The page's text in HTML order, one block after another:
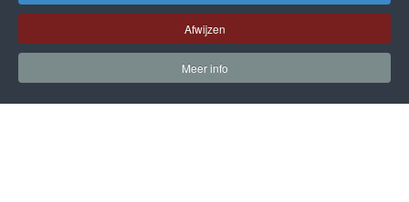
Afwijzen
Meer info